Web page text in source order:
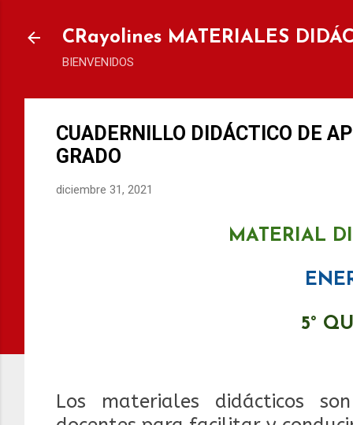
CRayolines MATERIALES
BIENVENIDOS
CUADERNILLO DIDÁCTICO DE
GRADO
diciembre 31, 2021
MATERIAL
5°
Los materiales didácticos